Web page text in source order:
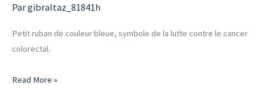
Pargibraltaz_81841h
Petit ruban de couleur bleue, symbole de la lutte contre le cancer
colorectal.
Read More »